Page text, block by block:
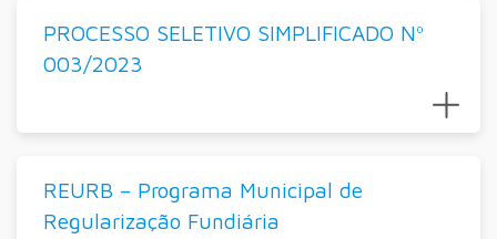
PROCESSO SELETIVO SIMPLIFICADO Nº
003/2023
REURB – Programa Municipal de
Regularização Fundiária